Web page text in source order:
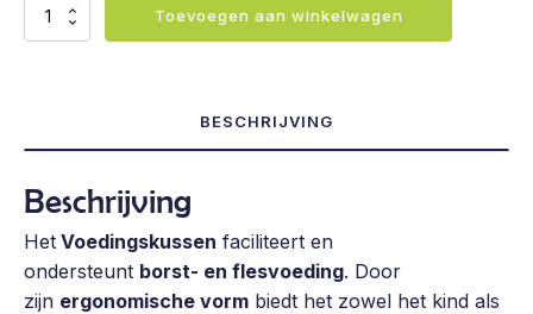
Voedingskussen
Toevoegen aan winkelwagen
BESCHRIJVING
Beschrijving
Het Voedingskussen faciliteert en
ondersteunt borst- en flesvoeding. Door
zijn ergonomische vorm biedt het zowel het kind als